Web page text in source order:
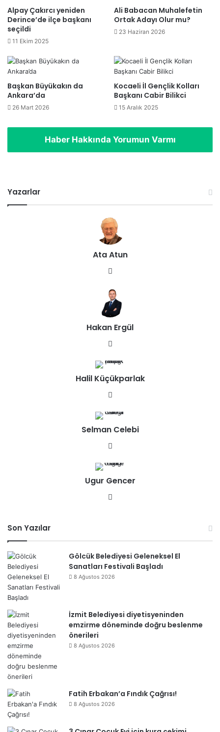
Alpay Çakırcı yeniden
Derince’de ilçe başkanı
seçildi
11 Ekim 2025
Ali Babacan Muhalefetin
Ortak Adayı Olur mu?
23 Haziran 2026
Başkan Büyükakın da
Ankara’da
26 Mart 2026
Kocaeli İl Gençlik Kolları
Başkanı Cabir Bilikci
15 Aralık 2025
Haber Hakkında Yorumun Varmı
Yazarlar
Ata Atun
esi
Hakan Ergül
sit
esi
Halil Küçükparlak
sit
esi
Selman Celebi
sit
esi
Ugur Gencer
Son Yazılar
Gölcük Belediyesi Geleneksel El
Sanatları Festivali Başladı
8 Ağustos 2026
İzmit Belediyesi diyetisyeninden
emzirme döneminde doğru beslenme
önerileri
8 Ağustos 2026
Fatih Erbakan’a Fındık Çağrısı!
8 Ağustos 2026